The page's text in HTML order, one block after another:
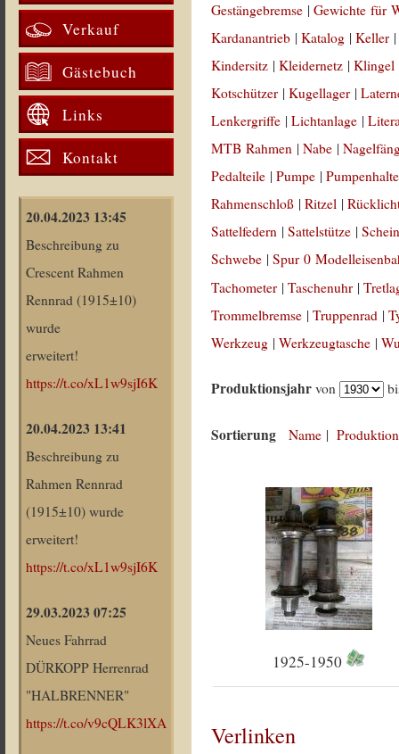
Verkauf
Gästebuch
Links
Kontakt
20.04.2023 13:45
Beschreibung zu
Crescent Rahmen
Rennrad (1915±10)
wurde
erweitert!
https://t.co/xL1w9sjI6K
20.04.2023 13:41
Beschreibung zu
Rahmen Rennrad
(1915±10) wurde
erweitert!
https://t.co/xL1w9sjI6K
29.03.2023 07:25
Neues Fahrrad
DÜRKOPP Herrenrad
"HALBRENNER"
https://t.co/v9cQLK3lXA
Gestängebremse |Gewichte für
Kardanantrieb |Katalog |Keller
Kindersitz |Kleidernetz |Klingel
Kotschützer |Kugellager |
Lenkergriffe |Lichtanlage |
MTB Rahmen |Nabe |
Pedalteile |Pumpe |
Rahmenschloß |Ritzel |
Sattelfedern |Sattelstütze |
Schwebe |Spur 0
Tachometer |Taschenuhr |
Trommelbremse |Truppenrad |
Werkzeug |Werkzeugtasche |
Produktionsjahr von
Sortierung Name |
1925-1950
Verlinken